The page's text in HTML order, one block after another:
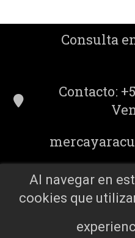
Consulta
Contacto:
Al navegar en
cookies que